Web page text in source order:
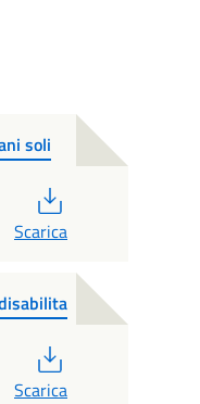
soli
Scarica
Scarica